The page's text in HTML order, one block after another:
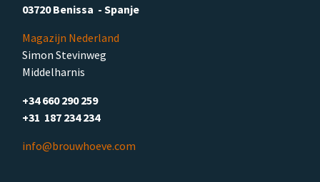
03720 Benissa - Spanje
Magazijn Nederland
Simon Stevinweg
Middelharnis
+34 660 290 259
+31 187 234 234
info@brouwhoeve.com